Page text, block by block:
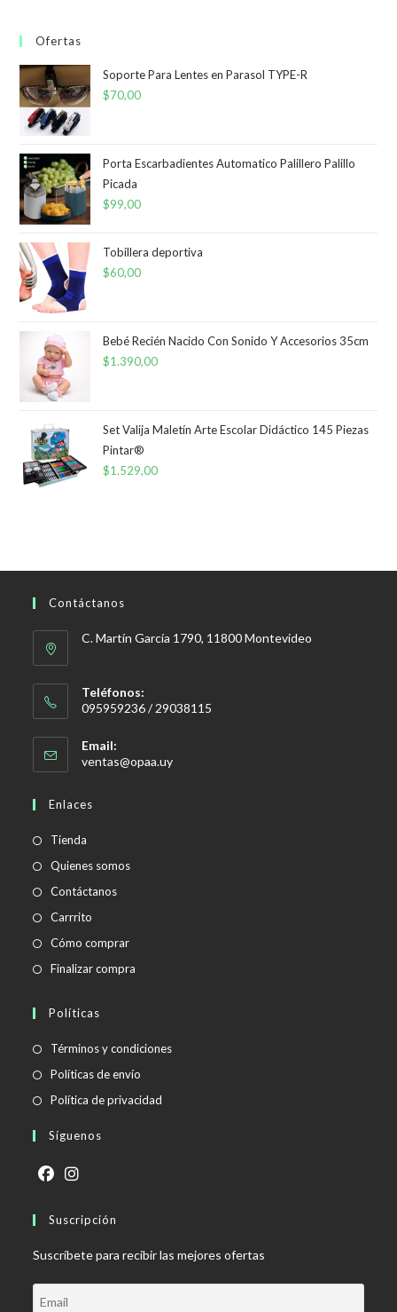
Ofertas
Soporte Para Lentes en Parasol TYPE-R
$70,00
Porta Escarbadientes Automatico Palillero Palillo
Picada
$99,00
Tobillera deportiva
$60,00
Bebé Recién Nacido Con Sonido Y Accesorios 35cm
$1.390,00
Set Valija Maletín Arte Escolar Didáctico 145 Piezas
Pintar®
$1.529,00
Contáctanos
C. Martín García 1790, 11800 Montevideo
Teléfonos:
095959236 / 29038115
Email:
ventas@opaa.uySe
Enlaces
Tienda
Quienes somos
Contáctanos
Carrrito
Cómo comprar
Finalizar compra
Políticas
Términos y condicionesSe
Políticas de envío
abre
Política de privacidad
Síguenos
abre
una
nueva
abre
una
nueva
Suscripción
Suscríbete para recibir las mejores ofertas